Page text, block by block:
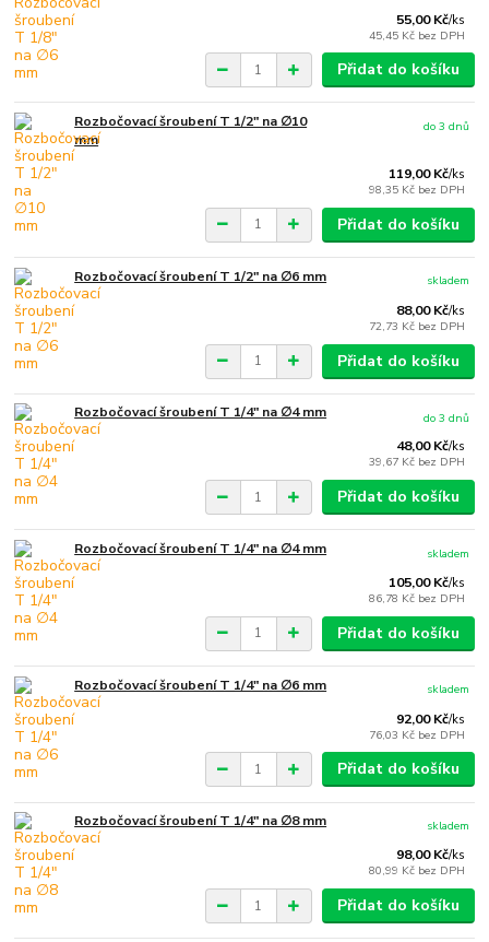
55,00 Kč/ks
45,45 Kč bez DPH
Přidat do košíku
Rozbočovací šroubení T 1/2" na ∅10
mm
119,00 Kč/ks
98,35 Kč bez DPH
do 3 dnů
Přidat do košíku
Rozbočovací šroubení T 1/2" na ∅6 mm
88,00 Kč/ks
72,73 Kč bez DPH
skladem
Přidat do košíku
Rozbočovací šroubení T 1/4" na ∅4 mm
48,00 Kč/ks
39,67 Kč bez DPH
do 3 dnů
Přidat do košíku
Rozbočovací šroubení T 1/4" na ∅4 mm
105,00 Kč/ks
86,78 Kč bez DPH
skladem
Přidat do košíku
Rozbočovací šroubení T 1/4" na ∅6 mm
92,00 Kč/ks
76,03 Kč bez DPH
skladem
Přidat do košíku
Rozbočovací šroubení T 1/4" na ∅8 mm
98,00 Kč/ks
80,99 Kč bez DPH
skladem
Přidat do košíku